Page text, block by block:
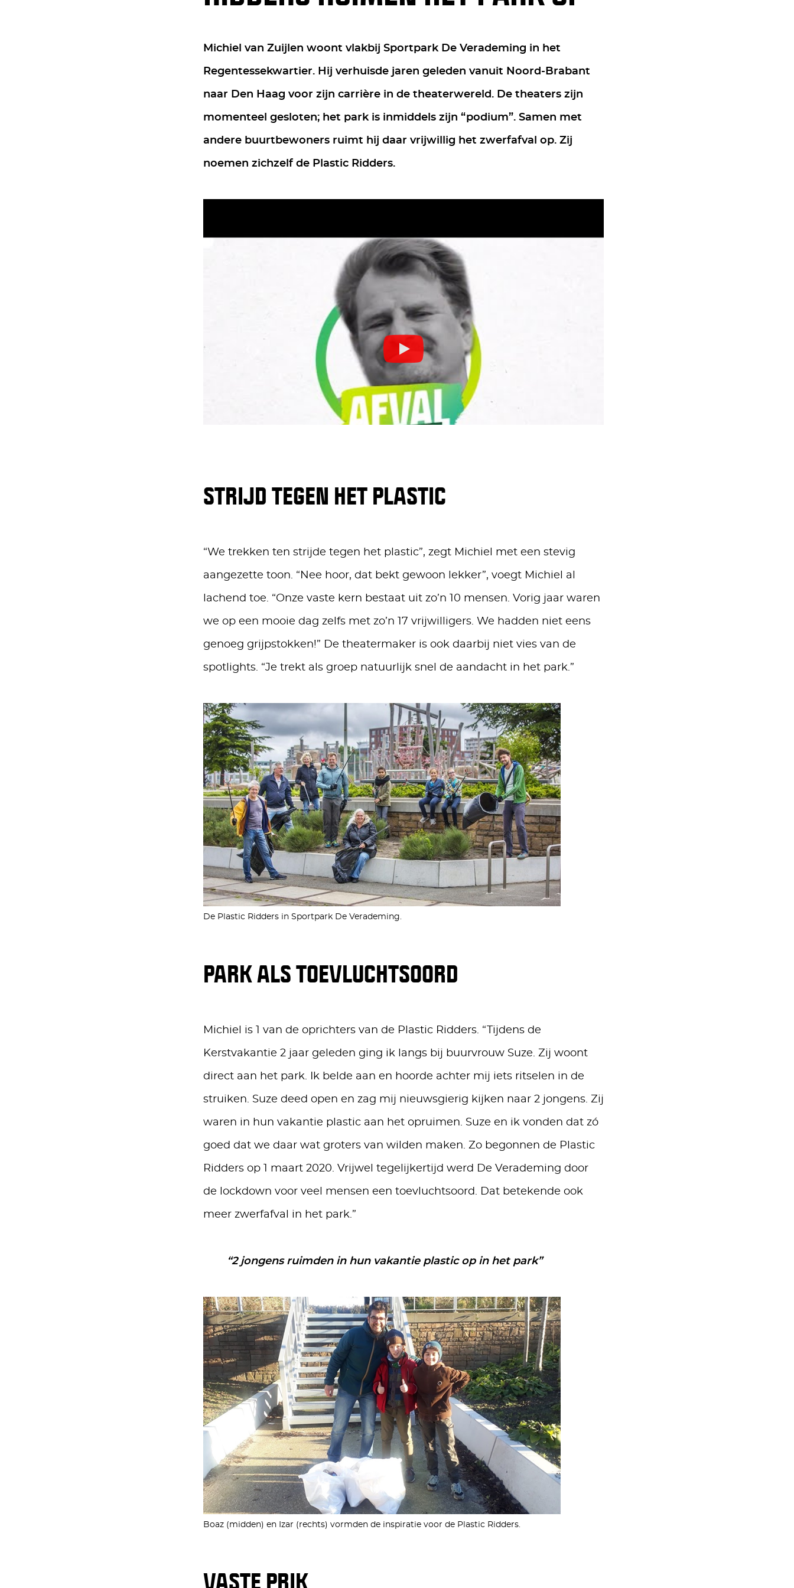
Michiel van Zuijlen woont vlakbij Sportpark De Verademing in het
Regentessekwartier. Hij verhuisde jaren geleden vanuit Noord-Brabant
naar Den Haag voor zijn carrière in de theaterwereld. De theaters zijn
momenteel gesloten; het park is inmiddels zijn “podium”. Samen met
andere buurtbewoners ruimt hij daar vrijwillig het zwerfafval op. Zij
noemen zichzelf de Plastic Ridders.
STRIJD TEGEN HET PLASTIC
“We trekken ten strijde tegen het plastic”, zegt Michiel met een stevig
aangezette toon. “Nee hoor, dat bekt gewoon lekker”, voegt Michiel al
lachend toe. “Onze vaste kern bestaat uit zo’n 10 mensen. Vorig jaar waren
we op een mooie dag zelfs met zo’n 17 vrijwilligers. We hadden niet eens
genoeg grijpstokken!” De theatermaker is ook daarbij niet vies van de
spotlights. “Je trekt als groep natuurlijk snel de aandacht in het park.”
De Plastic Ridders in Sportpark De Verademing.
PARK ALS TOEVLUCHTSOORD
Michiel is 1 van de oprichters van de Plastic Ridders. “Tijdens de
Kerstvakantie 2 jaar geleden ging ik langs bij buurvrouw Suze. Zij woont
direct aan het park. Ik belde aan en hoorde achter mij iets ritselen in de
struiken. Suze deed open en zag mij nieuwsgierig kijken naar 2 jongens. Zij
waren in hun vakantie plastic aan het opruimen. Suze en ik vonden dat zó
goed dat we daar wat groters van wilden maken. Zo begonnen de Plastic
Ridders op 1 maart 2020. Vrijwel tegelijkertijd werd De Verademing door
de lockdown voor veel mensen een toevluchtsoord. Dat betekende ook
meer zwerfafval in het park.”
“2 jongens ruimden in hun vakantie plastic op in het park”
Boaz (midden) en Izar (rechts) vormden de inspiratie voor de Plastic Ridders.
VASTE PRIK